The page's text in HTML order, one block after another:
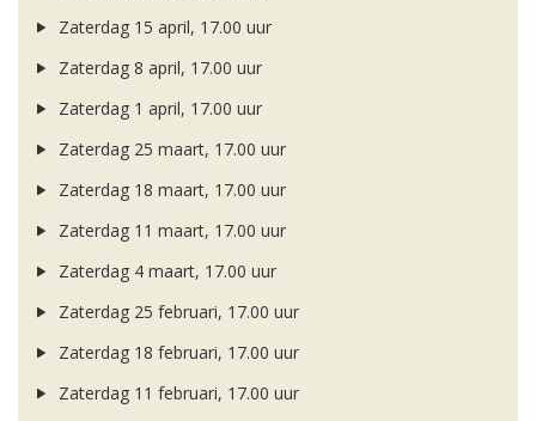
Zaterdag 15 april, 17.00 uur
Zaterdag 8 april, 17.00 uur
Zaterdag 1 april, 17.00 uur
Zaterdag 25 maart, 17.00 uur
Zaterdag 18 maart, 17.00 uur
Zaterdag 11 maart, 17.00 uur
Zaterdag 4 maart, 17.00 uur
Zaterdag 25 februari, 17.00 uur
Zaterdag 18 februari, 17.00 uur
Zaterdag 11 februari, 17.00 uur